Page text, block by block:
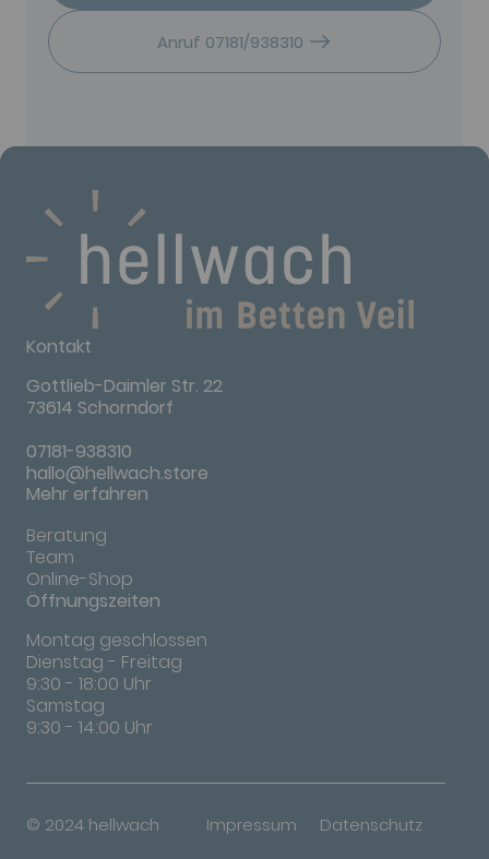
Anruf 07181/938310
Kontakt
Gottlieb-Daimler Str. 22
73614 Schorndorf
07181-938310
hallo@hellwach.store
Mehr erfahren
Beratung
Team
Online-Shop
Öffnungszeiten
Montag geschlossen
Dienstag - Freitag
9:30 - 18:00 Uhr
Samstag
9:30 - 14:00 Uhr
© 2024 hellwach Impressum Datenschutz